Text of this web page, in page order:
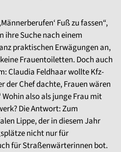
Fuß zu fassen“,
ihre Suche nach einem
praktischen Erwägungen an,
Frauentoiletten. Doch auch
Claudia Feldhaar wollte Kfz-
der Chef dachte, Frauen wären
also als junge Frau mit
Die Antwort: Zum
Lippe, der in diesem Jahr
nicht nur für
für Straßenwärterinnen bot.